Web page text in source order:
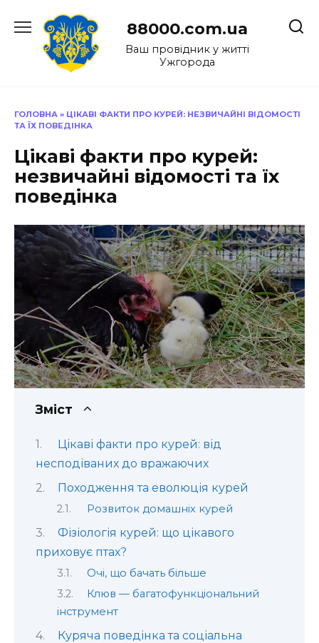
до
88000.com.ua
Ваш провідник у житті
Ужгорода
ГОЛОВНА » ЦІКАВІ ФАКТИ ПРО КУРЕЙ: НЕЗВИЧАЙНІ ВІДОМОСТІ
ТА ЇХ ПОВЕДІНКА
Цікаві факти про курей:
незвичайні відомості та їх
поведінка
Зміст
Цікаві факти про курей: від
несподіваних до вражаючих
Походження та еволюція курей
Розвиток домашніх курей
Фізіологія курей: що цікавого
приховує птах?
Очі, що бачать більше
Клюв — багатофункціональний
інструмент
Куряча поведінка та соціальна